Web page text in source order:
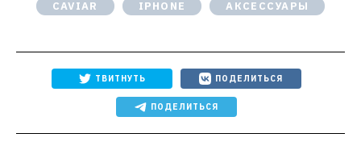
CAVIAR IPHONE АКСЕССУАРЫ
ТВИТНУТЬ ПОДЕЛИТЬСЯ
ПОДЕЛИТЬСЯ